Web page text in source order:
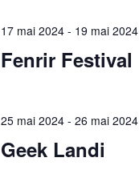
Fenrir Festival
17 mai 2024- 19 mai 2024
Geek Landi
25 mai 2024- 26 mai 2024